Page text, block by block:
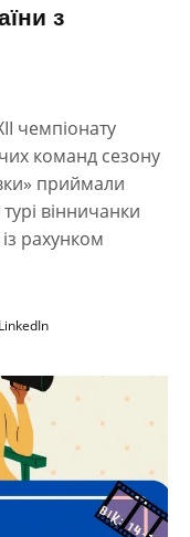
з
чемпіонату
команд сезону
приймали
вінничанки
рахунком